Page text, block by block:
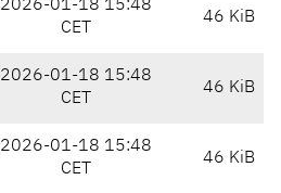
2026-01-18 15:48
CET
46 KiB
2026-01-18 15:48
CET
46 KiB
2026-01-18 15:48
CET
46 KiB